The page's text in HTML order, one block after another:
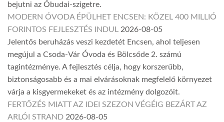
bejutni az Óbudai-szigetre.
MODERN ÓVODA ÉPÜLHET ENCSEN: KÖZEL 400 MILLIÓ
FORINTOS FEJLESZTÉS INDUL 2026-08-05
Jelentős beruházás veszi kezdetét Encsen, ahol teljesen
megújul a Csoda-Vár Óvoda és Bölcsőde 2. számú
tagintézménye. A fejlesztés célja, hogy korszerűbb,
biztonságosabb és a mai elvárásoknak megfelelő környezet
várja a kisgyermekeket és az intézmény dolgozóit.
FERTŐZÉS MIATT AZ IDEI SZEZON VÉGÉIG BEZÁRT AZ
ARLÓI STRAND 2026-08-05